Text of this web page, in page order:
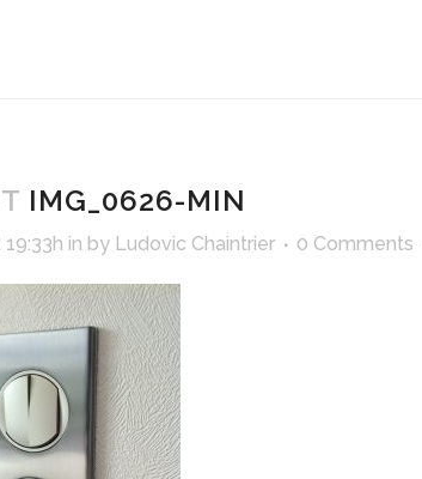
IMG_0626-MIN
in by Ludovic Chaintrier 0 Comments